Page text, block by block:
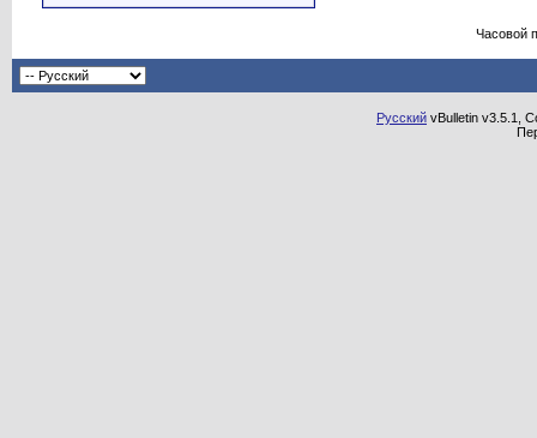
Часовой
Русский vBulletin v3.5.1,